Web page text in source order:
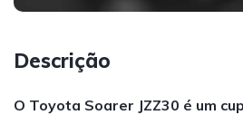
Descrição
O Toyota Soarer JZZ30 é um